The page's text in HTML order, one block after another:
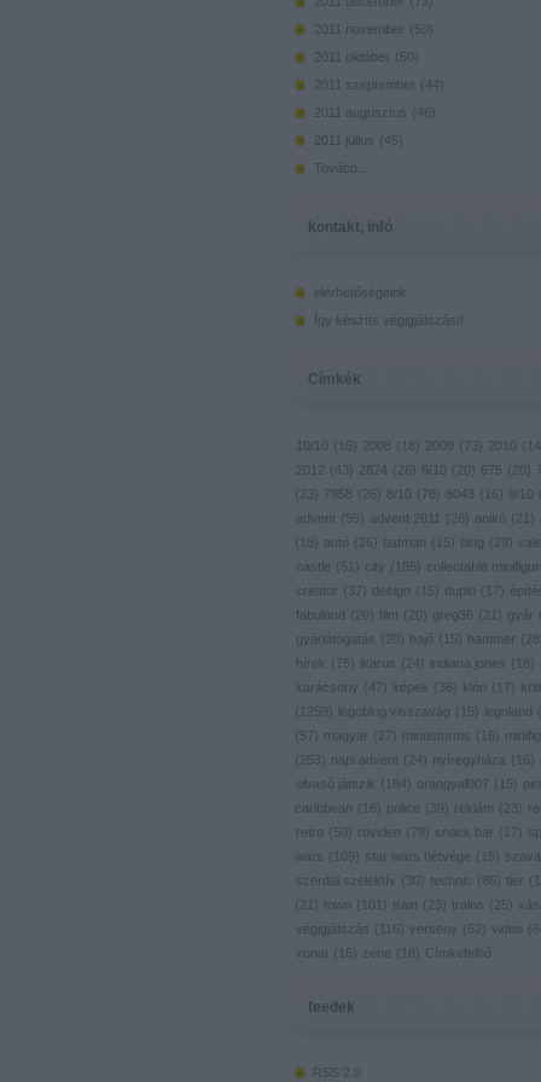
2011 november ( 50)
2011 október ( 50)
2011 szeptember ( 44)
2011 augusztus ( 46 )
2011 július ( 45)
Tovább
kontakt, infó
elérhetőségeink
Így készíts végigjátszást!
Címkék
10/10 ( 16 ) 2008 ( 18 ) 2009 ( 73) 2010 (
2012 ( 43) 2824 ( 26 ) 6/10 ( 20) 675 ( 20)
( 23) 7958 ( 26 ) 8/10 ( 78 ) 8043 ( 16 ) 9/10 (
advent ( 55) advent 2011 ( 26 ) anikó ( 21 )
(
18 ) autó ( 26 ) batman ( 15) blog ( 29)
castle ( 51 ) city ( 185) collectable
creator ( 37) design ( 15) duplo ( 17)
fabuland ( 20) film ( 20) greg36 ( 21 ) gyár (
gyárlátogatás ( 20) hajó ( 15) hammer ( 28
hírek ( 75) ikarus ( 24) indiana jones ( 18 )
karácsony ( 47) képek ( 36 ) klón ( 17)
(
1259) legoblog visszavág ( 15) legoland (
( 57) magyar ( 27) mindstorms ( 16 ) minifig
( 253) napi advent ( 24) nyíregyháza ( 16 )
olvasó játszik ( 184) orangyal007 ( 15)
caribbean ( 16 ) police ( 39) reklám ( 23)
retro ( 50) röviden ( 79) snack bar ( 17)
wars ( 109) star wars hétvége ( 15)
szerdai szelektív ( 30) technic ( 86 ) tier (
( 21 ) town ( 101 ) train ( 23) trains ( 25)
végigjátszás ( 116 ) verseny ( 52) video (
vonat ( 16 ) zene ( 18 ) Címkefelhő
feedek
RSS 2.0